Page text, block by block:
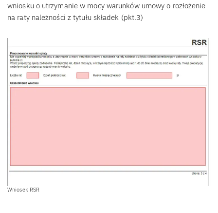
wniosku o utrzymanie w mocy warunków umowy o rozłożenie
na raty należności z tytułu składek (pkt.3)
Wniosek RSR